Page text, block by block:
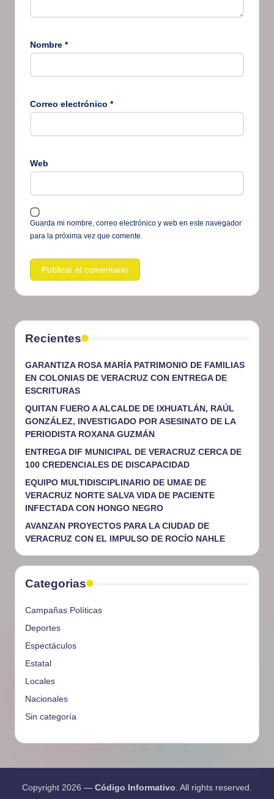
Nombre *
Correo electrónico *
Web
Guarda mi nombre, correo electrónico y web en este navegador
para la próxima vez que comente.
Recientes
GARANTIZA ROSA MARÍA PATRIMONIO DE FAMILIAS
EN COLONIAS DE VERACRUZ CON ENTREGA DE
ESCRITURAS
QUITAN FUERO A ALCALDE DE IXHUATLÁN, RAÚL
GONZÁLEZ, INVESTIGADO POR ASESINATO DE LA
PERIODISTA ROXANA GUZMÁN
ENTREGA DIF MUNICIPAL DE VERACRUZ CERCA DE
100 CREDENCIALES DE DISCAPACIDAD
EQUIPO MULTIDISCIPLINARIO DE UMAE DE
VERACRUZ NORTE SALVA VIDA DE PACIENTE
INFECTADA CON HONGO NEGRO
AVANZAN PROYECTOS PARA LA CIUDAD DE
VERACRUZ CON EL IMPULSO DE ROCÍO NAHLE
Categorias
Campañas Políticas
Deportes
Espectáculos
Estatal
Locales
Nacionales
Sin categoría
Copyright 2026 — Código Informativo . All rights reserved.